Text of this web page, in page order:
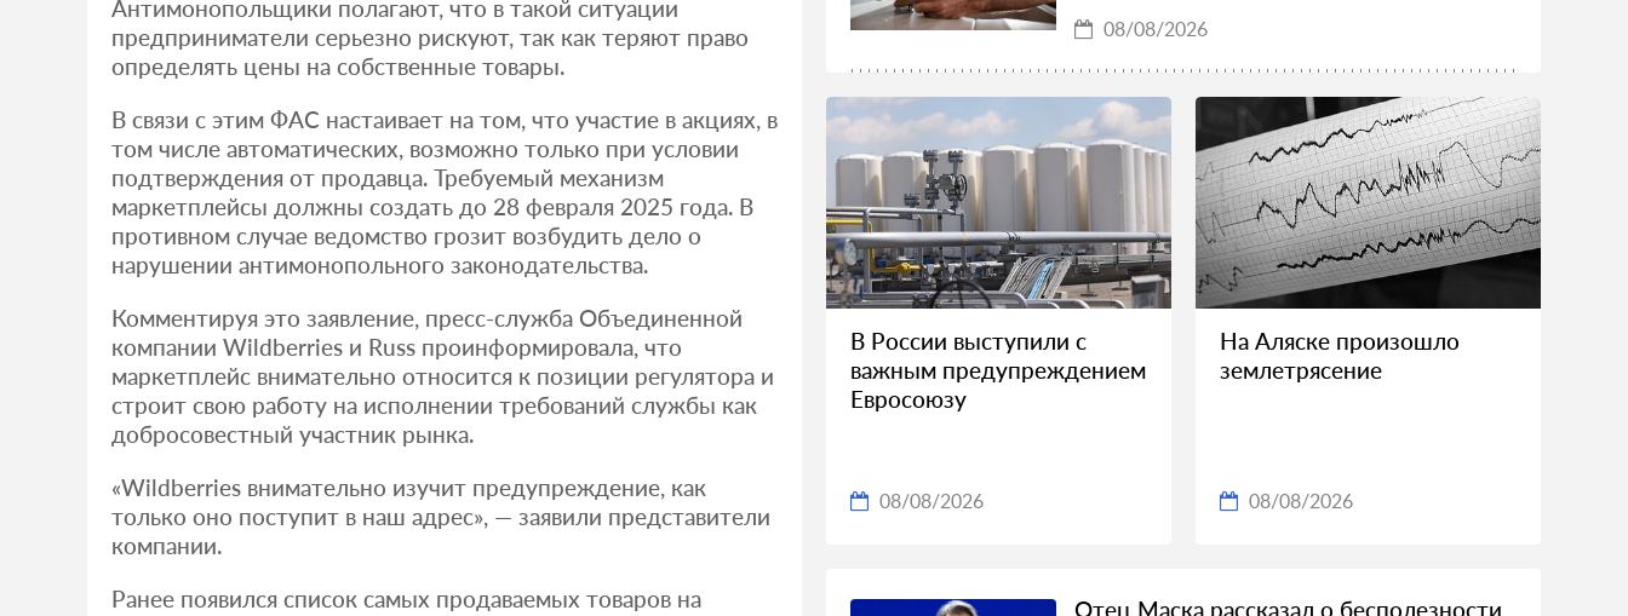
Антимонопольщики полагают, что в такой ситуации
предприниматели серьезно рискуют, так как теряют право
определять цены на собственные товары.
В связи с этим ФАС настаивает на том, что участие в акциях, в
том числе автоматических, возможно только при условии
подтверждения от продавца. Требуемый механизм
маркетплейсы должны создать до 28 февраля 2025 года. В
противном случае ведомство грозит возбудить дело о
нарушении антимонопольного законодательства.
Комментируя это заявление, пресс-служба Объединенной
компании Wildberries и Russ проинформировала, что
маркетплейс внимательно относится к позиции регулятора и
строит свою работу на исполнении требований службы как
добросовестный участник рынка.
«Wildberries внимательно изучит предупреждение, как
только оно поступит в наш адрес», — заявили представители
компании.
Ранее появился список самых продаваемых товаров на
08/08/2026
В России выступили с
важным предупреждением
Евросоюзу
08/08/2026
На Аляске произошло
землетрясение
08/08/2026
Отец Маска рассказал о бесполезности